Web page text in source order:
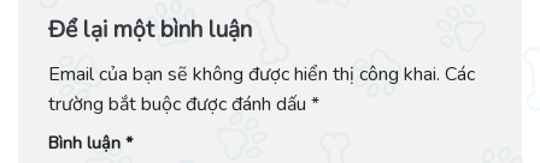
Để lại một bình luận
Email của bạn sẽ không được hiển thị công khai. Các
trường bắt buộc được đánh dấu *
Bình luận *